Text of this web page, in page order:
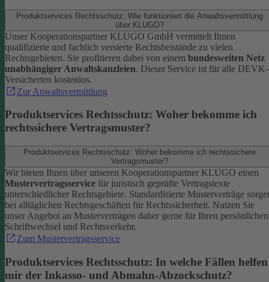
Produktservices Rechtsschutz: Wie funktioniert die Anwaltsvermittlung
über KLUGO?
Unser Kooperationspartner KLUGO GmbH vermittelt Ihnen
qualifizierte und fachlich versierte Rechtsbeistände zu vielen
Rechtsgebieten. Sie profitieren dabei von einem bundesweiten Netz
unabhängiger Anwaltskanzleien. Dieser Service ist für alle DEVK-
Versicherten kostenlos.
Zur Anwaltsvermittlung
Produktservices Rechtsschutz: Woher bekomme ich
rechtssichere Vertragsmuster?
Produktservices Rechtsschutz: Woher bekomme ich rechtssichere
Vertragsmuster?
Wir bieten Ihnen über unseren Kooperationspartner KLUGO einen
Mustervertragsservice für juristisch geprüfte Vertragstexte
unterschiedlicher Rechtsgebiete. Standardisierte Musterverträge
bei alltäglichen Rechtsgeschäften für Rechtssicherheit. Nutzen Sie
unser Angebot an Musterverträgen daher gerne für Ihren persönlichen
Schriftwechsel und Rechtsverkehr.
Zum Mustervertragsservice
Produktservices Rechtsschutz: In welche Fällen helfen
mir der Inkasso- und Abmahn-Abzockschutz?